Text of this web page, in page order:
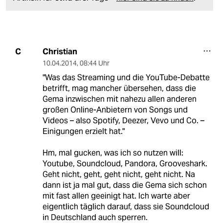
C Christian
10.04.2014, 08:44 Uhr
"Was das Streaming und die YouTube-Debatte
betrifft, mag mancher übersehen, dass die
Gema inzwischen mit nahezu allen anderen
großen Online-Anbietern von Songs und
Videos – also Spotify, Deezer, Vevo und Co. –
Einigungen erzielt hat."
Hm, mal gucken, was ich so nutzen will:
Youtube, Soundcloud, Pandora, Grooveshark.
Geht nicht, geht, geht nicht, geht nicht. Na
dann ist ja mal gut, dass die Gema sich schon
mit fast allen geeinigt hat. Ich warte aber
eigentlich täglich darauf, dass sie Soundcloud
in Deutschland auch sperren.